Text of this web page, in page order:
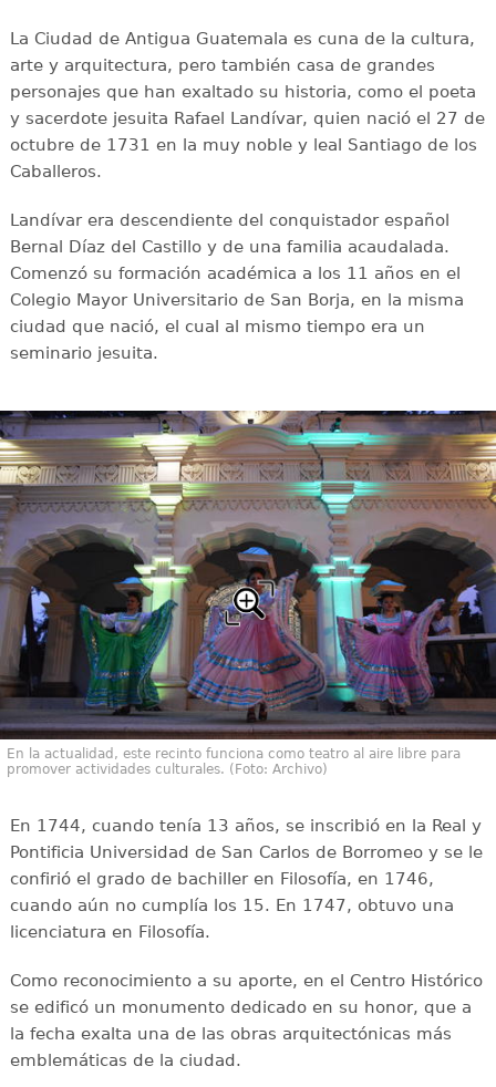
La Ciudad de Antigua Guatemala es cuna de la cultura,
arte y arquitectura, pero también casa de grandes
personajes que han exaltado su historia, como el poeta
y sacerdote jesuita Rafael Landívar, quien nació el 27 de
octubre de 1731 en la muy noble y leal Santiago de los
Caballeros.
Landívar era descendiente del conquistador español
Bernal Díaz del Castillo y de una familia acaudalada.
Comenzó su formación académica a los 11 años en el
Colegio Mayor Universitario de San Borja, en la misma
ciudad que nació, el cual al mismo tiempo era un
seminario jesuita.
En la actualidad, este recinto funciona como teatro al aire libre para
promover actividades culturales. (Foto: Archivo)
En 1744, cuando tenía 13 años, se inscribió en la Real y
Pontificia Universidad de San Carlos de Borromeo y se le
confirió el grado de bachiller en Filosofía, en 1746,
cuando aún no cumplía los 15. En 1747, obtuvo una
licenciatura en Filosofía.
Como reconocimiento a su aporte, en el Centro Histórico
se edificó un monumento dedicado en su honor, que a
la fecha exalta una de las obras arquitectónicas más
emblemáticas de la ciudad.